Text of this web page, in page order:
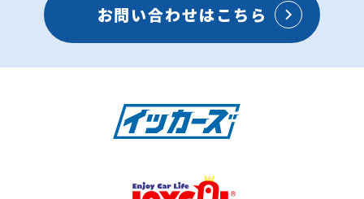
お問い合わせはこちら